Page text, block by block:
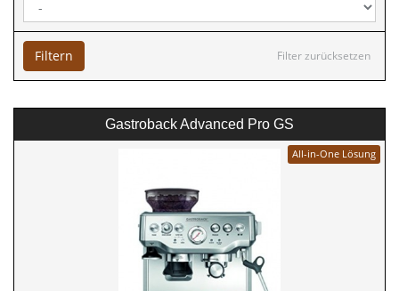
Filter zurücksetzen
Filtern
Gastroback Advanced Pro GS
All-in-One Lösung